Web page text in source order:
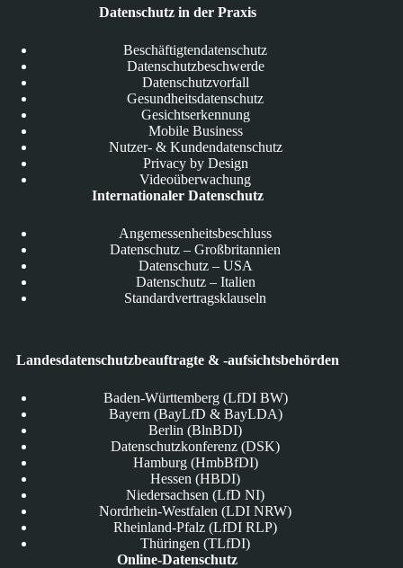
Datenschutz in der Praxis
Beschäftigtendatenschutz
Datenschutzbeschwerde
Datenschutzvorfall
Gesundheitsdatenschutz
Gesichtserkennung
Mobile Business
Nutzer- & Kundendatenschutz
Privacy by Design
Videoüberwachung
Internationaler Datenschutz
Angemessenheitsbeschluss
Datenschutz – Großbritannien
Datenschutz – USA
Datenschutz – Italien
Standardvertragsklauseln
Landesdatenschutzbeauftragte & -aufsichtsbehörden
Baden-Württemberg (LfDI BW)
Bayern (BayLfD & BayLDA)
Berlin (BlnBDI)
Datenschutzkonferenz (DSK)
Hamburg (HmbBfDI)
Hessen (HBDI)
Niedersachsen (LfD NI)
Nordrhein-Westfalen (LDI NRW)
Rheinland-Pfalz (LfDI RLP)
Thüringen (TLfDI)
Online-Datenschutz